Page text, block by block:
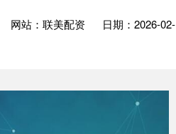
网站：联美配资
日期：2026-02-